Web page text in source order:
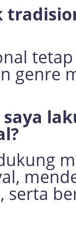
genre
saya
serta